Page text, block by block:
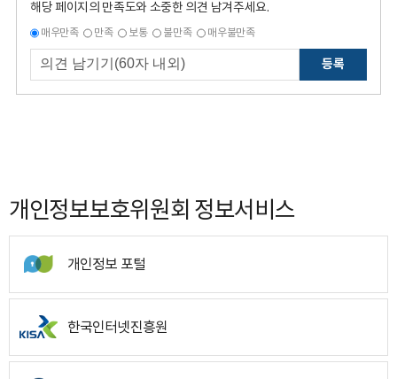
해당 페이지의 만족도와 소중한 의견 남겨주세요.
매우만족 만족 보통 불만족 매우불만족
등록
개인정보보호위원회 정보서비스
개인정보 포털
한국인터넷진흥원